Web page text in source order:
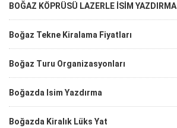
BOĞAZ KÖPRÜSÜ LAZERLE İSİM YAZDIRMA
Boğaz Tekne Kiralama Fiyatları
Boğaz Turu Organizasyonları
Boğazda Isim Yazdırma
Boğazda Kiralık Lüks Yat